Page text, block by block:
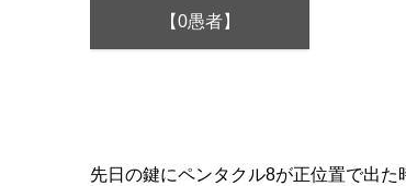
【0愚者】
先日の鍵にペンタクル8が正位置で出